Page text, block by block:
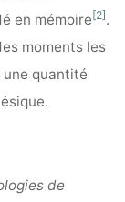
en mémoire[2].
moments les
quantité
de